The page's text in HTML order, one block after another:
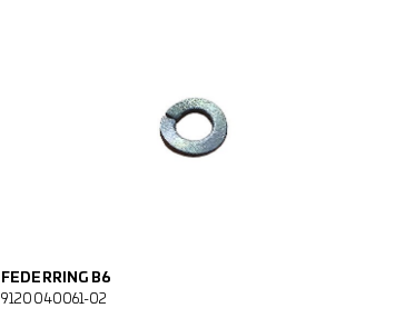
FEDERRING B6
9120040061-02